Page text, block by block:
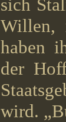
sich
Willen,
haben
der
wird.